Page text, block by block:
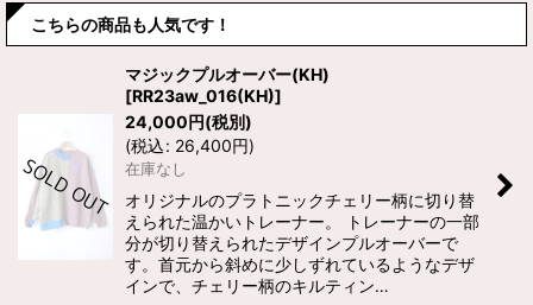
こちらの商品も人気です！
マジックプルオーバー(KH)
[RR23aw_016(KH)]
24,000円(税別)
(税込: 26,400円)
在庫なし
オリジナルのプラトニックチェリー柄に切り替
えられた温かいトレーナー。 トレーナーの一部
分が切り替えられたデザインプルオーバーで
す。首元から斜めに少しずれているようなデザ
インで、チェリー柄のキルティン…